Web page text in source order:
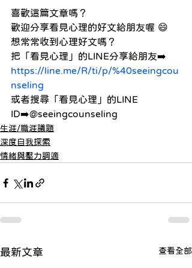
喜歡這篇文章嗎？
歡迎分享看見心理的好文給朋友喔 😄
想常常收到心理好文嗎？
把「看見心理」的LINE分享給朋友➡️
https://line.me/R/ti/p/%40seeingcou
nseling
或者搜尋「看見心理」的LINE
ID➡️@seeingcounseling
生涯/職涯議題
深度自我探索
情緒與壓力調適
最新文章 查看全部